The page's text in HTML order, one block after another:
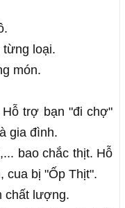
từng loại.
món.
trợ bạn "đi chợ"
gia đình.
bao chắc thịt. Hỗ
cua bị "Ốp Thịt".
chất lượng.